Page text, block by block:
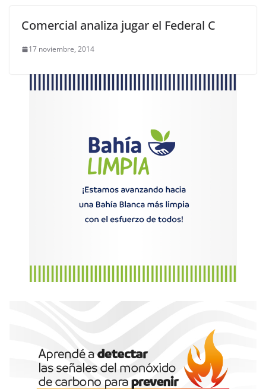
Comercial analiza jugar el Federal C
17 noviembre, 2014